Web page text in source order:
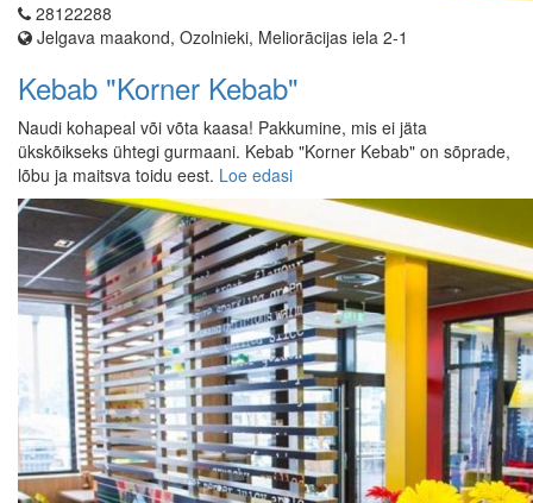
28122288
Jelgava maakond, Ozolnieki, Meliorācijas iela 2-1
Kebab "Korner Kebab"
Naudi kohapeal või võta kaasa! Pakkumine, mis ei jäta
ükskõikseks ühtegi gurmaani. Kebab "Korner Kebab" on sõprade,
lõbu ja maitsva toidu eest. Loe edasi